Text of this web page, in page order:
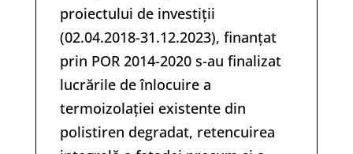
proiectului de investiții
(02.04.2018-31.12.2023), finanțat
prin POR 2014-2020 s-au finalizat
lucrările de înlocuire a
termoizolației existente din
polistiren degradat, retencuirea